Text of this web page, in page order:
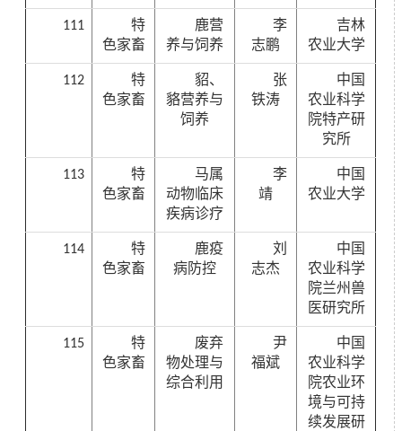
111
特
色家畜
鹿营
养与饲养
李
志鹏
吉林
农业大学
112
特
色家畜
貂、
貉营养与
饲养
张
铁涛
中国
农业科学
院特产研
究所
113
特
色家畜
马属
动物临床
疾病诊疗
李
靖
中国
农业大学
114
特
色家畜
鹿疫
病防控
刘
志杰
中国
农业科学
院兰州兽
医研究所
115
特
色家畜
废弃
物处理与
综合利用
尹
福斌
中国
农业科学
院农业环
境与可持
续发展研